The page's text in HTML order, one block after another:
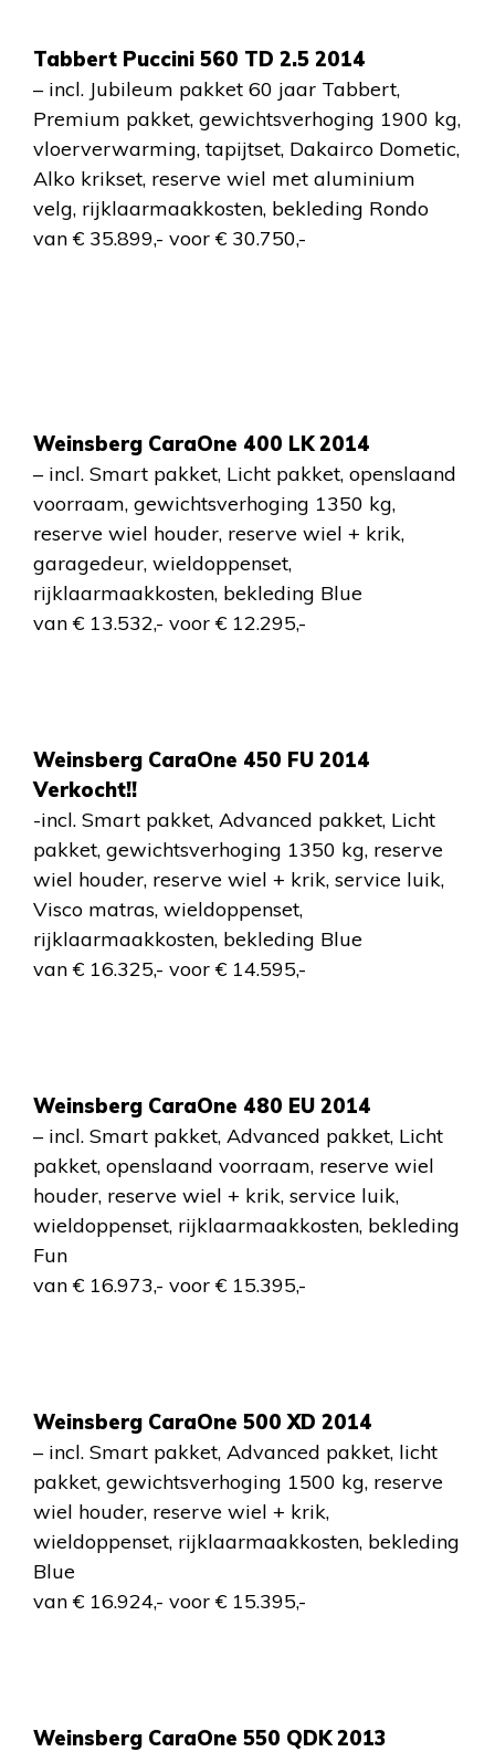
Tabbert Puccini 560 TD 2.5 2014
– incl. Jubileum pakket 60 jaar Tabbert,
Premium pakket, gewichtsverhoging 1900 kg,
vloerverwarming, tapijtset, Dakairco Dometic,
Alko krikset, reserve wiel met aluminium
velg, rijklaarmaakkosten, bekleding Rondo
van € 35.899,- voor € 30.750,-
Weinsberg CaraOne 400 LK 2014
– incl. Smart pakket, Licht pakket, openslaand
voorraam, gewichtsverhoging 1350 kg,
reserve wiel houder, reserve wiel + krik,
garagedeur, wieldoppenset,
rijklaarmaakkosten, bekleding Blue
van € 13.532,- voor € 12.295,-
Weinsberg CaraOne 450 FU 2014
Verkocht!!
-incl. Smart pakket, Advanced pakket, Licht
pakket, gewichtsverhoging 1350 kg, reserve
wiel houder, reserve wiel + krik, service luik,
Visco matras, wieldoppenset,
rijklaarmaakkosten, bekleding Blue
van € 16.325,- voor € 14.595,-
Weinsberg CaraOne 480 EU 2014
– incl. Smart pakket, Advanced pakket, Licht
pakket, openslaand voorraam, reserve wiel
houder, reserve wiel + krik, service luik,
wieldoppenset, rijklaarmaakkosten, bekleding
Fun
van € 16.973,- voor € 15.395,-
Weinsberg CaraOne 500 XD 2014
– incl. Smart pakket, Advanced pakket, licht
pakket, gewichtsverhoging 1500 kg, reserve
wiel houder, reserve wiel + krik,
wieldoppenset, rijklaarmaakkosten, bekleding
Blue
van € 16.924,- voor € 15.395,-
Weinsberg CaraOne 550 QDK 2013